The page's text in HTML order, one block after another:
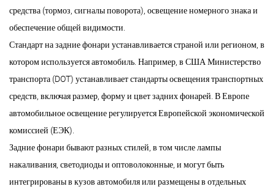
средства (тормоз, сигналы поворота), освещение номерного знака и
обеспечение общей видимости.
Стандарт на задние фонари устанавливается страной или регионом, в
котором используется автомобиль. Например, в США Министерство
транспорта (DOT) устанавливает стандарты освещения транспортных
средств, включая размер, форму и цвет задних фонарей. В Европе
автомобильное освещение регулируется Европейской экономической
комиссией (ЕЭК).
Задние фонари бывают разных стилей, в том числе лампы
накаливания, светодиоды и оптоволоконные, и могут быть
интегрированы в кузов автомобиля или размещены в отдельных